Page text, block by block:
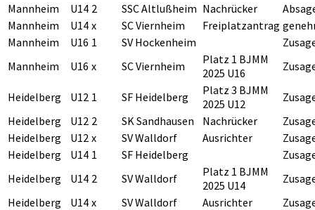
Mannheim
U14 2 SSC Altlußheim Nachrücker
Mannheim
U14 x SC Viernheim Freiplatzantrag
Mannheim
U16 1 SV Hockenheim
Mannheim
U16 x SC Viernheim
Platz 1 BJMM
2025 U16
Heidelberg U12 1 SF Heidelberg
Platz 3 BJMM
2025 U12
Heidelberg
U12 2 SK Sandhausen Nachrücker
Heidelberg
U12 x SV Walldorf Ausrichter
Heidelberg
U14 1 SF Heidelberg
Heidelberg
U14 2 SV Walldorf
Platz 1 BJMM
2025 U14
Heidelberg
U14 x SV Walldorf Ausrichter